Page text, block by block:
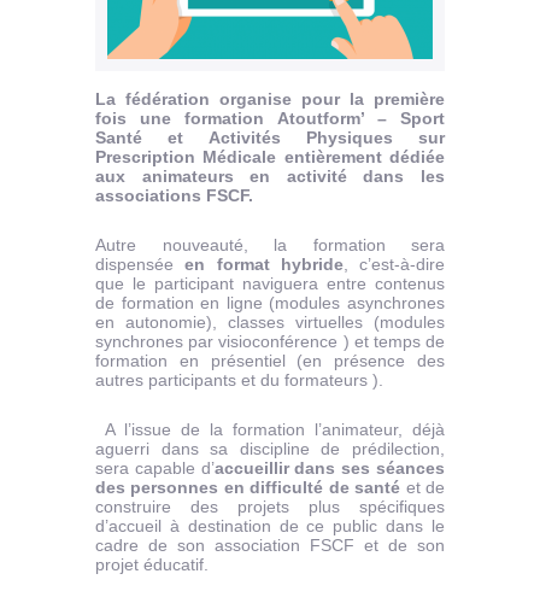
La fédération organise pour la première
fois une formation Atoutform’ – Sport
Santé et Activités Physiques sur
Prescription Médicale entièrement dédiée
aux animateurs en activité dans les
associations FSCF.
Autre nouveauté, la formation sera
dispenséeen format hybride, c’est-à-dire
que le participant naviguera entre contenus
de formation en ligne (modules asynchrones
en autonomie), classes virtuelles (modules
synchrones par visioconférence ) et temps de
formation en présentiel (en présence des
autres participants et du formateurs ).
A l’issue de la formation l’animateur, déjà
aguerri dans sa discipline de prédilection,
sera capable d’accueillir dans ses séances
des personnes en difficulté de santé et de
construire des projets plus spécifiques
d’accueil à destination de ce public dans le
cadre de son association FSCF et de son
projet éducatif.